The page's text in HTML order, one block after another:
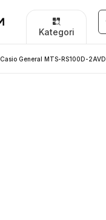
Kategori
Casio General MTS-RS100D-